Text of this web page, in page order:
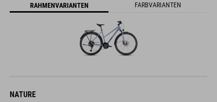
RAHMENVARIANTEN FARBVARIANTEN
NATURE